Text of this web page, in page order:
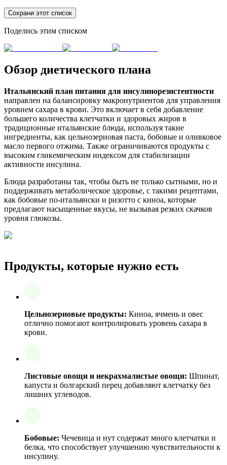
Сохрани этот список
Поделись этим списком
Обзор диетического плана
Итальянский план питания для инсулинорезистентности
направлен на балансировку макронутриентов для управления
уровнем сахара в крови. Это включает в себя добавление
большего количества клетчатки и здоровых жиров в
традиционные итальянские блюда, используя такие
ингредиенты, как цельнозерновая паста, бобовые и оливковое
масло первого отжима. Также ограничиваются продукты с
высоким гликемическим индексом для стабилизации
активности инсулина.
Блюда разработаны так, чтобы быть не только сытными, но и
поддерживать метаболическое здоровье, с такими рецептами,
как бобовые по-итальянски и ризотто с киноа, которые
предлагают насыщенные вкусы, не вызывая резких скачков
уровня глюкозы.
Продукты, которые нужно есть
Цельнозерновые продукты: Киноа, ячмень и овес
отлично помогают контролировать уровень сахара в
крови.
Листовые овощи и некрахмалистые овощи: Шпинат,
капуста и болгарский перец добавляют клетчатку без
лишних углеводов.
Бобовые: Чечевица и нут содержат много клетчатки и
белка, что способствует улучшению чувствительности к
инсулину.